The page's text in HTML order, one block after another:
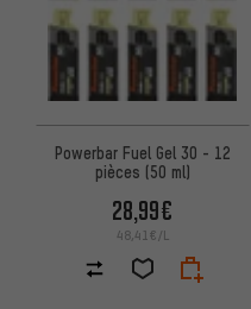
Powerbar Fuel Gel 30 - 12
pièces (50 ml)
28,99€
48,41€/L